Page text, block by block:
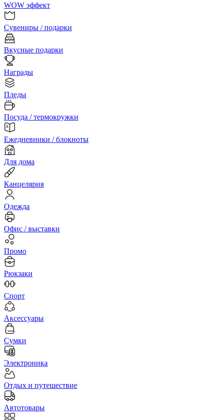
WOW эффект
Сувениры / подарки
Вкусные подарки
Награды
Пледы
Посуда / термокружки
Ежедневники / блокноты
Для дома
Канцелярия
Одежда
Офис / выставки
Промо
Рюкзаки
Спорт
Аксессуары
Сумки
Электроника
Отдых и путешествие
Автотовары